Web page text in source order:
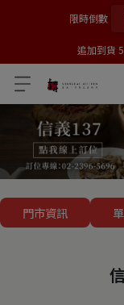
限時倒數
追加到貨
門市資訊